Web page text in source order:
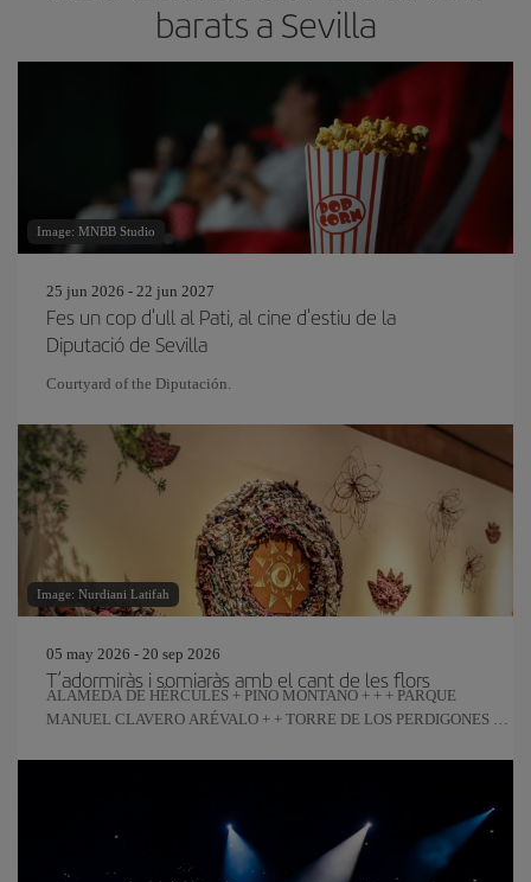
barats a Sevilla
Image: MNBB Studio
25 jun 2026 - 22 jun 2027
Fes un cop d'ull al Pati, al cine d'estiu de la
Diputació de Sevilla
Courtyard of the Diputación.
Image: Nurdiani Latifah
05 may 2026 - 20 sep 2026
T’adormiràs i somiaràs amb el cant de les flors
ALAMEDA DE HÉRCULES + PINO MONTANO + + + PARQUE
MANUEL CLAVERO ARÉVALO + + TORRE DE LOS PERDIGONES +